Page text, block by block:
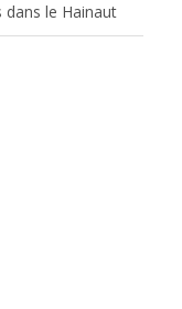
le Hainaut